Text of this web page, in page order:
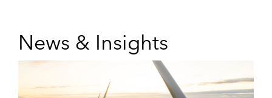
News & Insights